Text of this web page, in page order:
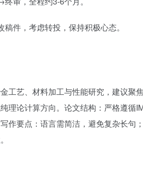
件，考虑转投，保持积极心态。
工艺、材料加工与性能研究，建议聚
理论计算方向。论文结构：严格遵循
作要点：语言需简洁，避免复杂长句